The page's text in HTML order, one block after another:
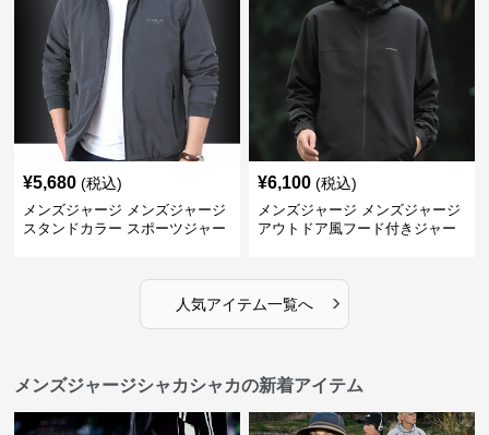
¥5,680 (税込)
メンズジャージ メンズジャージ
スタンドカラー スポーツジャー
¥6,100 (税込)
メンズジャージ メンズジャージ
アウトドア風フード付きジャー
人気アイテム一覧へ ›
メンズジャージシャカシャカの新着アイテム